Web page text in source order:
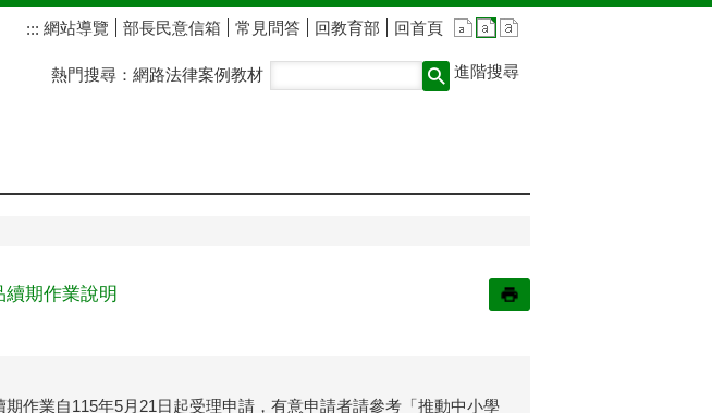
::: 網站導覽 部長民意信箱 常見問答 回教育部 回首頁
進階搜尋
熱門搜尋： 網路法律案例教材
期作業說明
期作業自115年5月21日起受理申請，有意申請者請參考「推動中小學